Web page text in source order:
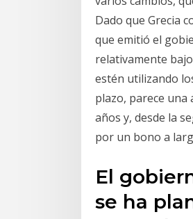
Dado que Grecia
que emitió el
relativamente
estén utilizando
plazo, parece una
años y, desde la
por un bono a
El
se ha